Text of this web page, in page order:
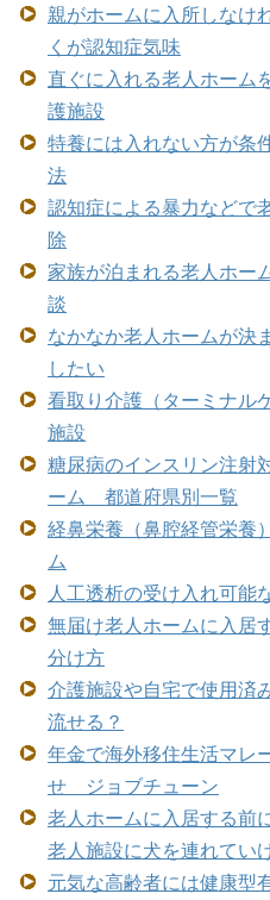
親がホームに入所しな
くが認知症気味
直ぐに入れる老人ホーム
護施設
特養には入れない方が条
法
認知症による暴力などで
除
家族が泊まれる老人ホ
談
なかなか老人ホームが決
したい
看取り介護（ターミナル
施設
糖尿病のインスリン注射
ーム 都道府県別一覧
経鼻栄養（鼻腔経管栄養
ム
人工透析の受け入れ可能
無届け老人ホームに入
分け方
介護施設や自宅で使用済
流せる？
年金で海外移住生活マ
せ ジョブチューン
老人ホームに入居する前
老人施設に犬を連れてい
元気な高齢者には健康